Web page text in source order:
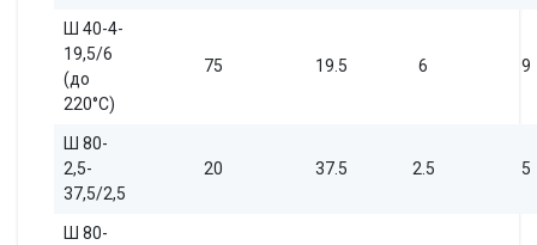
Ш 40-4-
19,5/6
(до
220°С)
75 19.5 6 9
Ш 80-
2,5-
37,5/2,5
20 37.5 2.5 5
Ш 80-